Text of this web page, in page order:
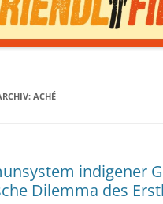
ACHÉ
indigener
Dilemma des